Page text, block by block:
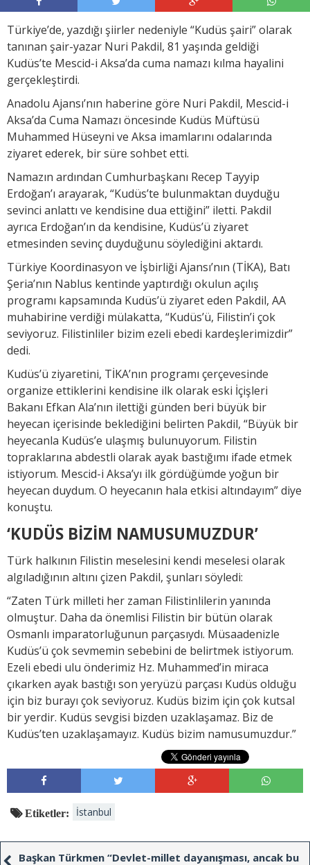
Türkiye’de, yazdığı şiirler nedeniyle “Kudüs şairi” olarak
tanınan şair-yazar Nuri Pakdil, 81 yaşında geldiği
Kudüs’te Mescid-i Aksa’da cuma namazı kılma hayalini
gerçekleştirdi.
Anadolu Ajansı’nın haberine göre Nuri Pakdil, Mescid-i
Aksa’da Cuma Namazı öncesinde Kudüs Müftüsü
Muhammed Hüseyni ve Aksa imamlarını odalarında
ziyaret ederek, bir süre sohbet etti.
Namazın ardından Cumhurbaşkanı Recep Tayyip
Erdoğan’ı arayarak, “Kudüs’te bulunmaktan duyduğu
sevinci anlattı ve kendisine dua ettiğini” iletti. Pakdil
ayrıca Erdoğan’ın da kendisine, Kudüs’ü ziyaret
etmesinden sevinç duyduğunu söylediğini aktardı.
Türkiye Koordinasyon ve İşbirliği Ajansı’nın (TİKA), Batı
Şeria’nın Nablus kentinde yaptırdığı okulun açılış
programı kapsamında Kudüs’ü ziyaret eden Pakdil, AA
muhabirine verdiği mülakatta, “Kudüs’ü, Filistin’i çok
seviyoruz. Filistinliler bizim ezeli ebedi kardeşlerimizdir”
dedi.
Kudüs’ü ziyaretini, TİKA’nın programı çerçevesinde
organize ettiklerini kendisine ilk olarak eski İçişleri
Bakanı Efkan Ala’nın ilettiği günden beri büyük bir
heyecan içerisinde beklediğini belirten Pakdil, “Büyük bir
heyecanla Kudüs’e ulaşmış bulunuyorum. Filistin
topraklarına abdestli olarak ayak bastığımı ifade etmek
istiyorum. Mescid-i Aksa’yı ilk gördüğümde yoğun bir
heyecan duydum. O heyecanın hala etkisi altındayım” diye
konuştu.
‘KUDÜS BİZİM NAMUSUMUZDUR’
Türk halkının Filistin meselesini kendi meselesi olarak
algıladığının altını çizen Pakdil, şunları söyledi:
“Zaten Türk milleti her zaman Filistinlilerin yanında
olmuştur. Daha da önemlisi Filistin bir bütün olarak
Osmanlı imparatorluğunun parçasıydı. Müsaadenizle
Kudüs’ü çok sevmemin sebebini de belirtmek istiyorum.
Ezeli ebedi ulu önderimiz Hz. Muhammed’in miraca
çıkarken ayak bastığı son yeryüzü parçası Kudüs olduğu
için biz burayı çok seviyoruz. Kudüs bizim için çok kutsal
bir yerdir. Kudüs sevgisi bizden uzaklaşamaz. Biz de
Kudüs’ten uzaklaşamayız. Kudüs bizim namusumuzdur.”
Etiketler: İstanbul
Başkan Türkmen “Devlet-millet dayanışması, ancak bu